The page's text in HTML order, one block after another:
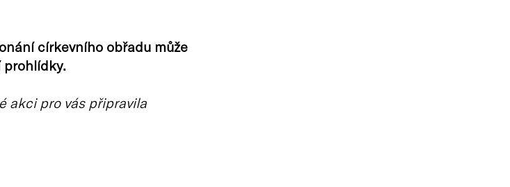
církevního obřadu může
prohlídky.
akci pro vás připravila